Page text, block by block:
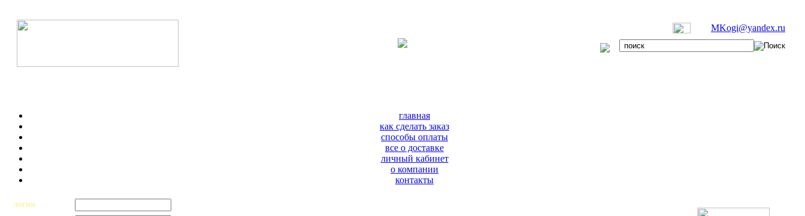
MKogi@yandex.ru
главная
как сделать заказ
способы оплаты
все о доставке
личный кабинет
о компании
контакты
логин